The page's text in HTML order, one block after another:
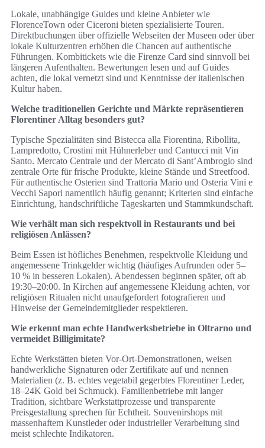
Lokale, unabhängige Guides und kleine Anbieter wie
FlorenceTown oder Ciceroni bieten spezialisierte Touren.
Direktbuchungen über offizielle Webseiten der Museen oder über
lokale Kulturzentren erhöhen die Chancen auf authentische
Führungen. Kombitickets wie die Firenze Card sind sinnvoll bei
längeren Aufenthalten. Bewertungen lesen und auf Guides
achten, die lokal vernetzt sind und Kenntnisse der italienischen
Kultur haben.
Welche traditionellen Gerichte und Märkte repräsentieren
Florentiner Alltag besonders gut?
Typische Spezialitäten sind Bistecca alla Fiorentina, Ribollita,
Lampredotto, Crostini mit Hühnerleber und Cantucci mit Vin
Santo. Mercato Centrale und der Mercato di Sant’Ambrogio sind
zentrale Orte für frische Produkte, kleine Stände und Streetfood.
Für authentische Osterien sind Trattoria Mario und Osteria Vini e
Vecchi Sapori namentlich häufig genannt; Kriterien sind einfache
Einrichtung, handschriftliche Tageskarten und Stammkundschaft.
Wie verhält man sich respektvoll in Restaurants und bei
religiösen Anlässen?
Beim Essen ist höfliches Benehmen, respektvolle Kleidung und
angemessene Trinkgelder wichtig (häufiges Aufrunden oder 5–
10 % in besseren Lokalen). Abendessen beginnen später, oft ab
19:30–20:00. In Kirchen auf angemessene Kleidung achten, vor
religiösen Ritualen nicht unaufgefordert fotografieren und
Hinweise der Gemeindemitglieder respektieren.
Wie erkennt man echte Handwerksbetriebe in Oltrarno und
vermeidet Billigimitate?
Echte Werkstätten bieten Vor-Ort-Demonstrationen, weisen
handwerkliche Signaturen oder Zertifikate auf und nennen
Materialien (z. B. echtes vegetabil gegerbtes Florentiner Leder,
18–24K Gold bei Schmuck). Familienbetriebe mit langer
Tradition, sichtbare Werkstattprozesse und transparente
Preisgestaltung sprechen für Echtheit. Souvenirshops mit
massenhaftem Kunstleder oder industrieller Verarbeitung sind
meist schlechte Indikatoren.